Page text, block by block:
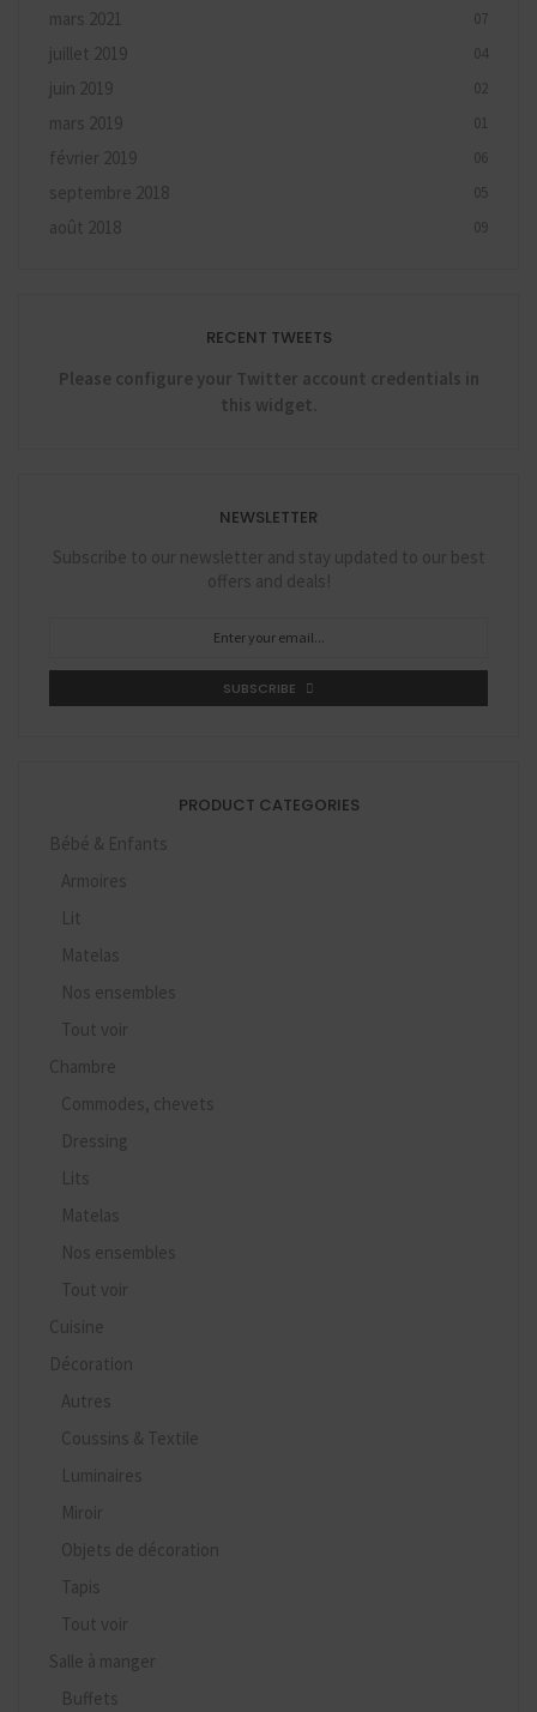
mars 2021 07
juillet 2019 04
juin 2019 02
mars 2019 01
février 2019 06
septembre 2018 05
août 2018 09
RECENT TWEETS
Please configure your Twitter account credentials in
this widget.
NEWSLETTER
Subscribe to our newsletter and stay updated to our best
offers and deals!
SUBSCRIBE
PRODUCT CATEGORIES
Bébé & Enfants
Armoires
Lit
Matelas
Nos ensembles
Tout voir
Chambre
Commodes, chevets
Dressing
Lits
Matelas
Nos ensembles
Tout voir
Cuisine
Décoration
Autres
Coussins & Textile
Luminaires
Miroir
Objets de décoration
Tapis
Tout voir
Salle à manger
Buffets